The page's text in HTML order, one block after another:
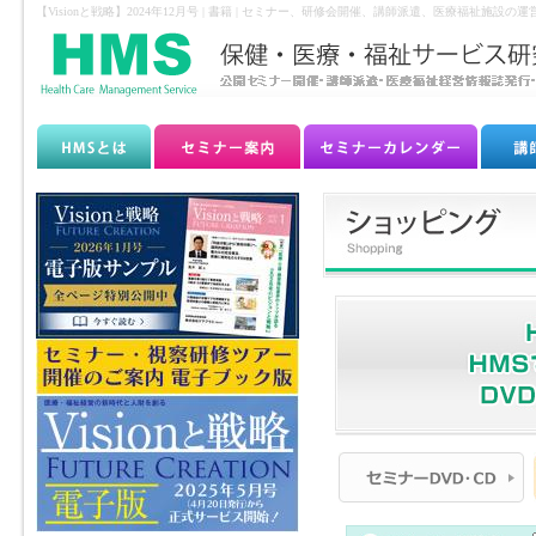
【Visionと戦略】2024年12月号 | 書籍 | セミナー、研修会開催、講師派遣、医療福祉施設